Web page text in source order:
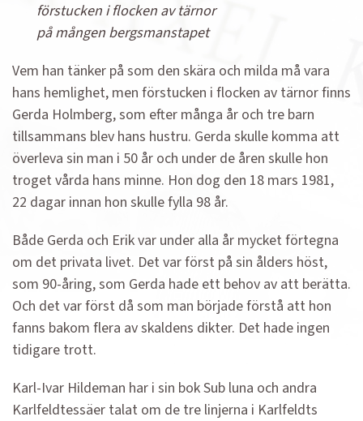
förstucken i flocken av tärnor
på mången bergsmanstapet
Vem han tänker på som den skära och milda må vara
hans hemlighet, men förstucken i flocken av tärnor finns
Gerda Holmberg, som efter många år och tre barn
tillsammans blev hans hustru. Gerda skulle komma att
överleva sin man i 50 år och under de åren skulle hon
troget vårda hans minne. Hon dog den 18 mars 1981,
22 dagar innan hon skulle fylla 98 år.
Både Gerda och Erik var under alla år mycket förtegna
om det privata livet. Det var först på sin ålders höst,
som 90-åring, som Gerda hade ett behov av att berätta.
Och det var först då som man började förstå att hon
fanns bakom flera av skaldens dikter. Det hade ingen
tidigare trott.
Karl-Ivar Hildeman har i sin bok Sub luna och andra
Karlfeldtessäer talat om de tre linjerna i Karlfeldts